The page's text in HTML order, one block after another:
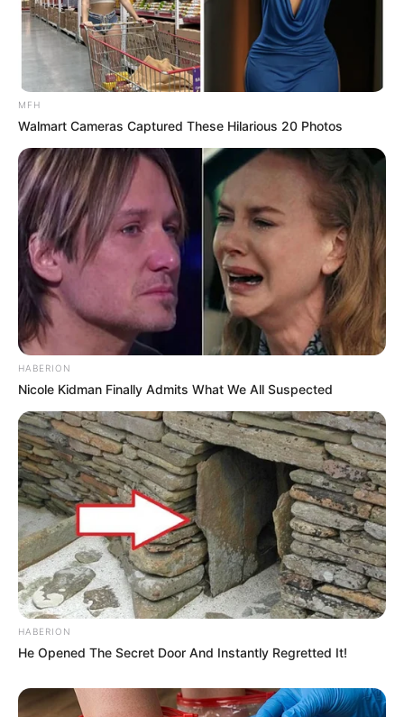
masih tetap berusaha untuk berkarya sebanyak-banyaknya agar
popularitasnnya tetap bertahan.
MODEL SELEBRITI INDONESIA ZULFA MAHARANI
MFH
Walmart Cameras Captured These Hilarious 20 Photos
HABERION
Nicole Kidman Finally Admits What We All Suspected
HABERION
He Opened The Secret Door And Instantly Regretted It!